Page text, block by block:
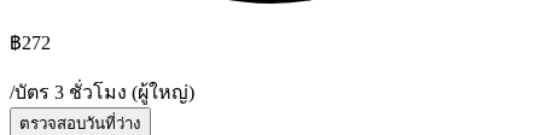
฿272
/บัตร 3 ชั่วโมง (ผู้ใหญ่)
ตรวจสอบวันที่ว่าง